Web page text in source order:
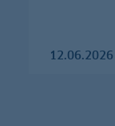
12.06.2026